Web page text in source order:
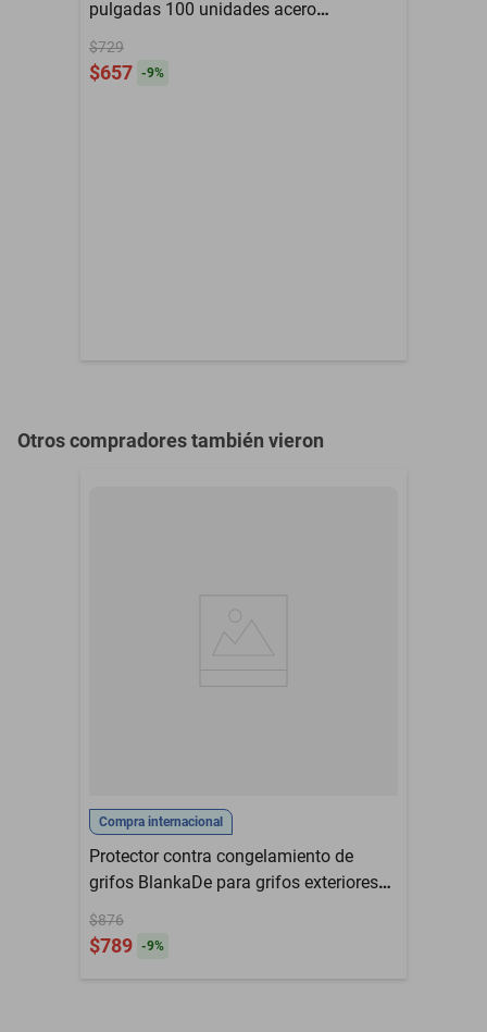
una conexión duradera y sin fugas a la llave
Tipo de Herramienta
Meses de Garantía
pulgadas 100 unidades acero
galvanizado
$729
$657 -9%
Otros compradores también vieron
Compra internacional
Protector contra congelamiento de
grifos BlankaDe para grifos exteriores
(paquete de 2)
$876
$789 -9%